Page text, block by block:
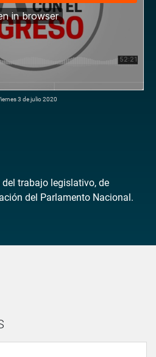
3 de julio 2020
trabajo legislativo, de
del Parlamento Nacional.